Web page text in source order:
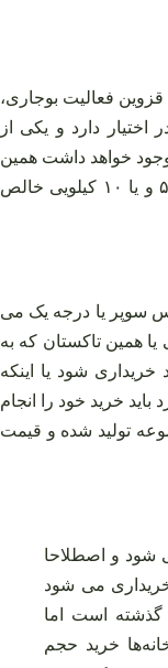
فعالیت بوجاری،
اختیار دارد و یکی از
خواهد داشت همین
است که در کارتون های ۵ و یا ۱۰ کیلویی خالص
سوپر یا درجه یک می
یا همین تاکستان که به
شود یا اینکه
خرید خود را انجام
تولید شده و قیمت
شود و اصطلاحا
خریداری می شود
گذشته است اما
خرید حجم